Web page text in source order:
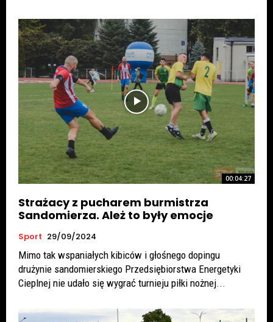
00:04:27
Strażacy z pucharem burmistrza
Sandomierza. Ależ to były emocje
Sport 29/09/2024
Mimo tak wspaniałych kibiców i głośnego dopingu
drużynie sandomierskiego Przedsiębiorstwa Energetyki
Cieplnej nie udało się wygrać turnieju piłki nożnej...